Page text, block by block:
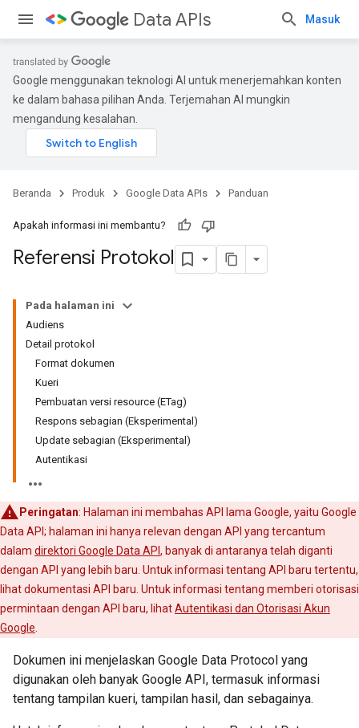
Data APIs Masuk
Google menggunakan teknologi AI untuk menerjemahkan konten
ke dalam bahasa pilihan Anda. Terjemahan AI mungkin
mengandung kesalahan.
Beranda Produk Google Data APIs Panduan
Apakah informasi ini membantu?
Referensi Protokol
Pada halaman ini
Audiens
Detail protokol
Format dokumen
Kueri
Pembuatan versi resource (ETag)
Respons sebagian (Eksperimental)
Update sebagian (Eksperimental)
Autentikasi
Peringatan: Halaman ini membahas API lama Google, yaitu Google
Data API; halaman ini hanya relevan dengan API yang tercantum
dalam direktori Google Data API , banyak di antaranya telah diganti
dengan API yang lebih baru. Untuk informasi tentang API baru tertentu,
lihat dokumentasi API baru. Untuk informasi tentang memberi otorisasi
permintaan dengan API baru, lihatAutentikasi dan Otorisasi Akun
Google
Dokumen ini menjelaskan Google Data Protocol yang
digunakan oleh banyak Google API, termasuk informasi
tentang tampilan kueri, tampilan hasil, dan sebagainya.